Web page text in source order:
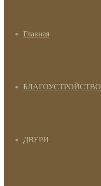
Главная
БЛАГОУСТРОЙСТВО
ДВЕРИ